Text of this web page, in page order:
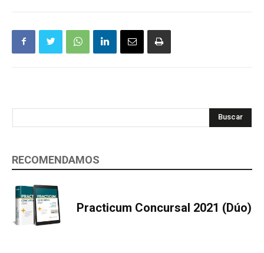
Buscar
RECOMENDAMOS
Practicum Concursal 2021 (Dúo)